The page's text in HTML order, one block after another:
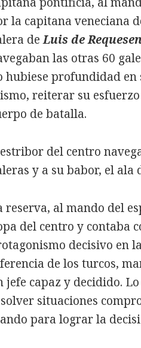
la capitana veneciana
deLuis de
las otras 60
hubiese profundidad
reiterar su
de batalla.
del centro
y a su babor, el ala
reserva, al mando del
del centro y contaba
decisivo en
de los turcos,
jefe capaz y decidido.
situaciones
para lograr la